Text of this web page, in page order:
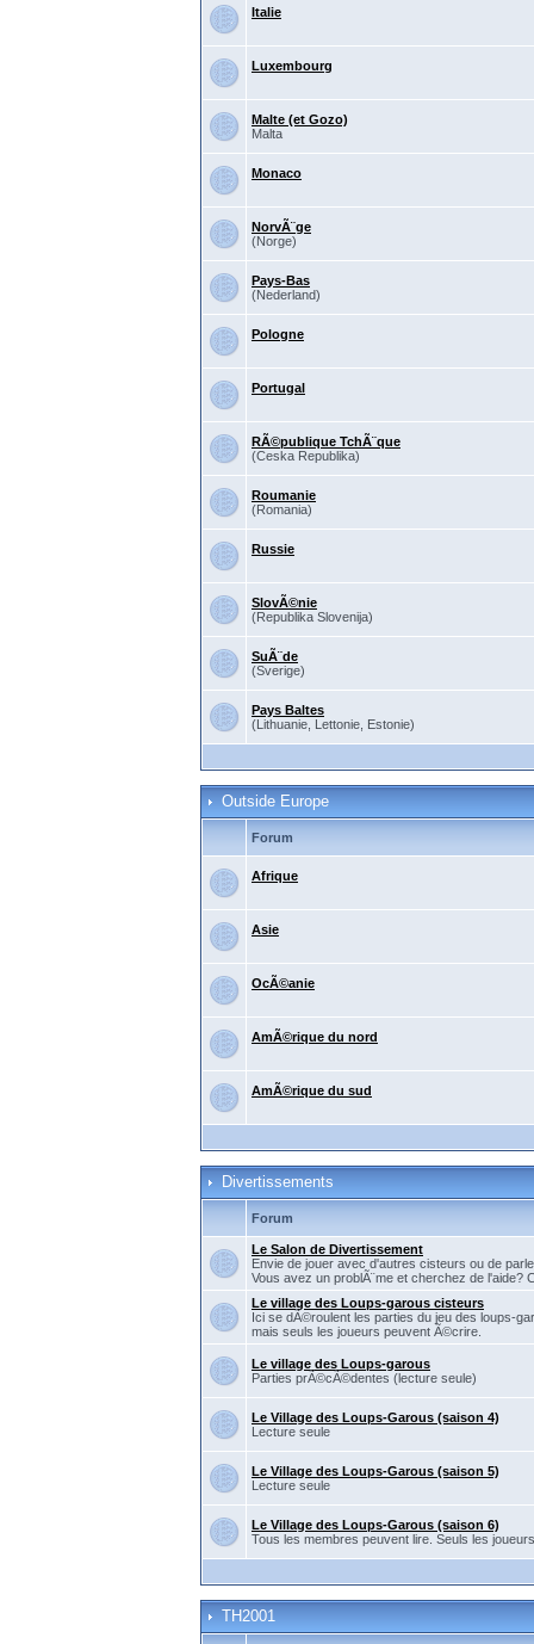
Italie
Luxembourg
Malte (et Gozo)
Malta
Monaco
NorvÃ¨ge
(Norge)
Pays-Bas
(Nederland)
Pologne
Portugal
RÃ©publique TchÃ¨que
(Ceska Republika)
Roumanie
(Romania)
Russie
SlovÃ©nie
(Republika Slovenija)
SuÃ¨de
(Sverige)
Pays Baltes
(Lithuanie, Lettonie, Estonie)
Outside Europe
Forum
Afrique
Asie
OcÃ©anie
AmÃ©rique du nord
AmÃ©rique du sud
Divertissements
Forum
Le Salon de Divertissement
Envie de jouer avec d'autres cisteurs ou de
Vous avez un problÃ¨me et cherchez de l'aide?
Le village des Loups-garous cisteurs
Ici se dÃ©roulent les parties du jeu des loups-
mais seuls les joueurs peuvent Ã©crire.
Le village des Loups-garous
Parties prÃ©cÃ©dentes (lecture seule)
Le Village des Loups-Garous (saison 4)
Lecture seule
Le Village des Loups-Garous (saison 5)
Lecture seule
Le Village des Loups-Garous (saison 6)
Tous les membres peuvent lire. Seuls les
TH2001